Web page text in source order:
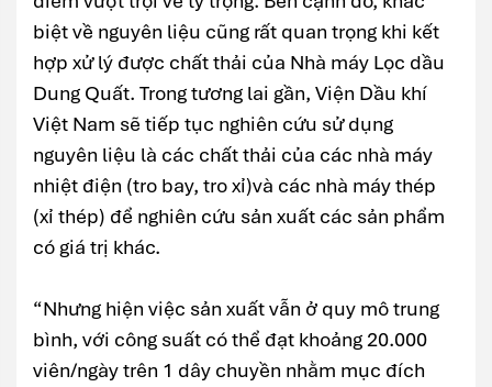
biệt về nguyên liệu cũng rất quan trọng khi kết
hợp xử lý được chất thải của Nhà máy Lọc dầu
Dung Quất. Trong tương lai gần, Viện Dầu khí
Việt Nam sẽ tiếp tục nghiên cứu sử dụng
nguyên liệu là các chất thải của các nhà máy
nhiệt điện (tro bay, tro xỉ)và các nhà máy thép
(xỉ thép) để nghiên cứu sản xuất các sản phẩm
có giá trị khác.
“Nhưng hiện việc sản xuất vẫn ở quy mô trung
bình, với công suất có thể đạt khoảng 20.000
viên/ngày trên 1 dây chuyền nhằm mục đích